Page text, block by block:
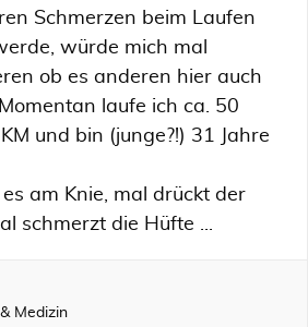
Schmerzen beim Laufen
würde mich mal
ob es anderen hier auch
laufe ich ca. 50
und bin (junge?!) 31 Jahre
es am Knie, mal drückt der
schmerzt die Hüfte ...
Medizin